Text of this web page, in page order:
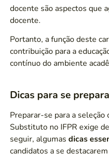
docente são aspectos que
docente.
Portanto, a função deste
contribuição para a
contínuo do ambiente
Dicas para se
Preparar-se para a
Substituto no IFPR exige
seguir, algumas dicas
candidatos a se